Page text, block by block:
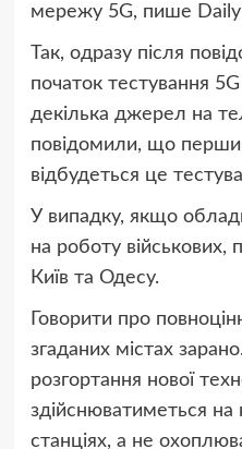
мережу 5G, пише
Так, одразу після
початок тестування
декілька джерел на
повідомили, що
відбудеться це
У випадку, якщо
на роботу
Київ та Одесу.
Говорити про
згаданих містах
розгортання нової
здійснюватиметься на
станціях, а не